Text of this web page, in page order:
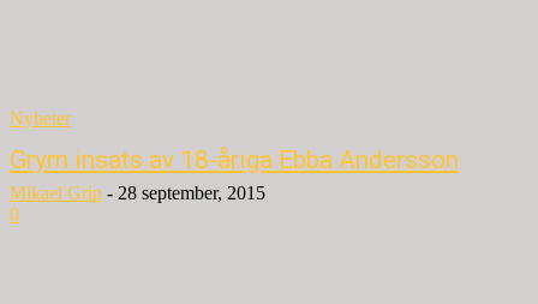
Nyheter
Grym insats av 18-åriga Ebba Andersson
Mikael Grip - 28 september, 2015
0